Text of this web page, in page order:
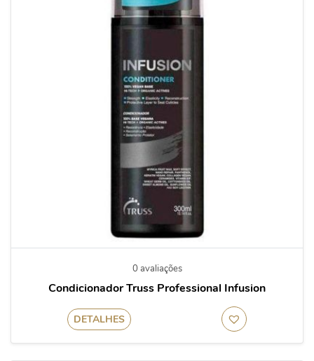
0 avaliações
Condicionador Truss Professional Infusion
DETALHES